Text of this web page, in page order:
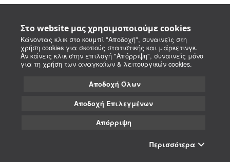
Στο website μας χρησιμοποιούμε cookies
Κάνοντας κλικ στο κουμπί "Αποδοχή", συναινείς στη
χρήση cookies για σκοπούς στατιστικής και μάρκετινγκ.
Αν κάνεις κλικ στην επιλογή "Απόρριψη", συναινείς μόνο
για τη χρήση των αναγκαίων & λειτουργικών cookies.
Αποδοχή Όλων
Αποδοχή Επιλεγμένων
Απόρριψη
Περισσότερα